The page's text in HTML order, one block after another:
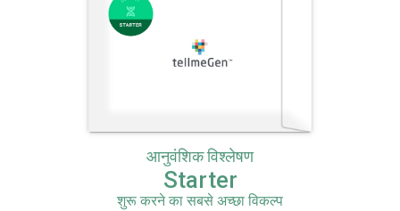
आनुवंशिक विश्लेषण
Starter
शुरू करने का सबसे अच्छा विकल्प